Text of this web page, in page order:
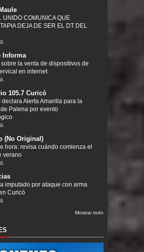
UNIDO COMUNICA QUE
DEJA DE SER EL DT DEL
Informa
la venta de dispositivos de
en internet
105.7 Curicó
declara Alerta Amarilla para la
Palena por evento
(No Original)
hora: revisa cuándo comienza el
verano
imputado por ataque con arma
Curicó
Mostrar todo